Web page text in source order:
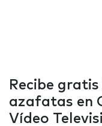
Recibe
azafatas en
Vídeo